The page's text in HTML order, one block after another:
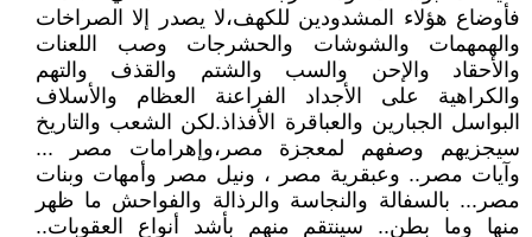
فأوضاع هؤلاء المشدودين للكهف،لا يصدر إلا الصراخات
والهمهمات والشوشات والحشرجات وصب اللعنات
والأحقاد والإحن والسب والشتم والقذف والتهم
والكراهية على الأجداد الفراعنة العظام والأسلاف
البواسل الجبارين والعباقرة الأفذاذ.لكن الشعب والتاريخ
سيجزيهم وصفهم لمعجزة مصر،وإهرامات مصر ...
وآيات مصر.. وعبقرية مصر ، ونيل مصر وأمهات وبنات
مصر... بالسفالة والنجاسة والرذالة والفواحش ما ظهر
منها وما بطن.. سينتقم منهم بأشد أنواع العقوبات..